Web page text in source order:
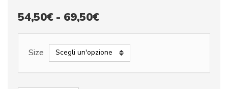
54,50€ - 69,50€Fascia
di
prezzo:
da
Size